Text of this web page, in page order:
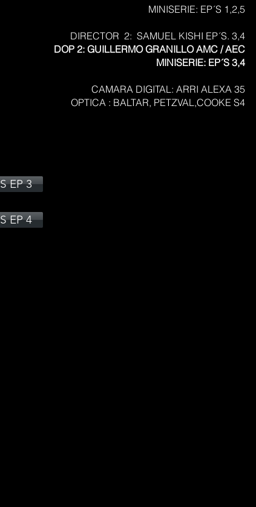
MINISERIE: EP´S 1,2,5
DIRECTOR 2: SAMUEL KISHI EP´S. 3,4
DOP 2: GUILLERMO GRANILLO AMC / AEC
MINISERIE: EP´S 3,4
CAMARA DIGITAL: ARRI ALEXA 35
OPTICA : BALTAR, PETZVAL,COOKE S4
EP 3
EP 4